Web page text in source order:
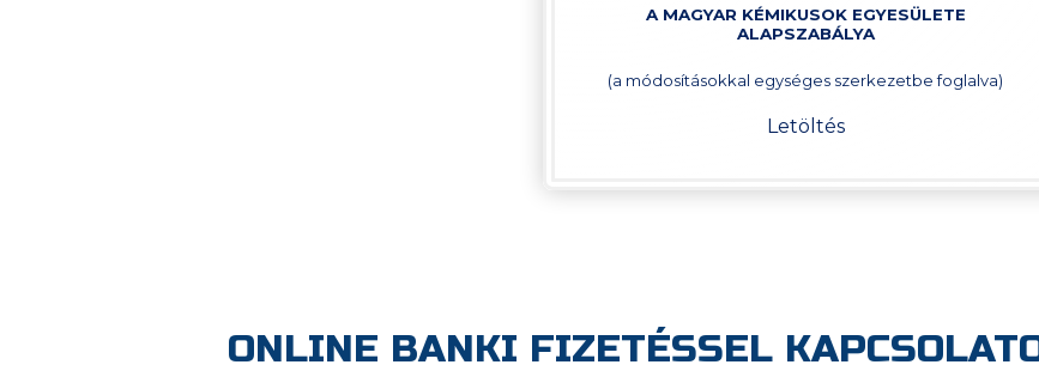
A MAGYAR KÉMIKUSOK EGYESÜLETE
ALAPSZABÁLYA
(a módosításokkal egységes szerkezetbe foglalva)
Letöltés
ONLINE BANKI FIZETÉSSEL